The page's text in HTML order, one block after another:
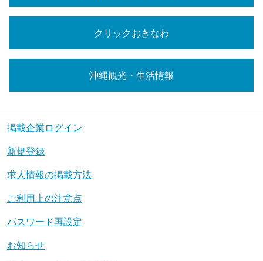
クリックおきなわ
沖縄観光・生活情報
掲載企業ログイン
新規登録
求人情報の掲載方法
ご利用上の注意点
パスワード再設定
お知らせ